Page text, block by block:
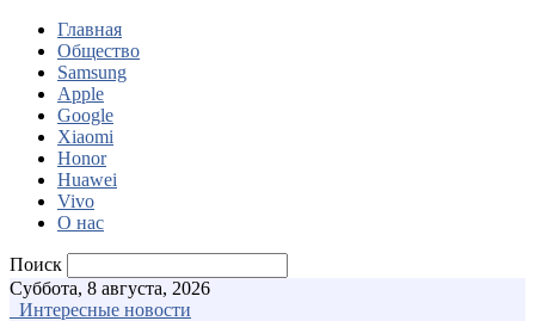
Главная
Общество
Samsung
Apple
Google
Xiaomi
Honor
Huawei
Vivo
О нас
Поиск
Суббота, 8 августа, 2026
Интересные новости